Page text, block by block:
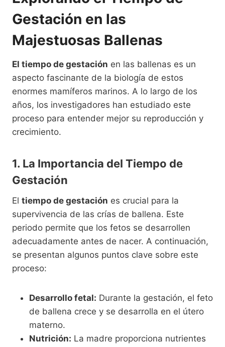
Gestación en las
Majestuosas Ballenas
El tiempo de gestación en las ballenas es un
aspecto fascinante de la biología de estos
enormes mamíferos marinos. A lo largo de los
años, los investigadores han estudiado este
proceso para entender mejor su reproducción y
crecimiento.
1. La Importancia del Tiempo de
Gestación
El tiempo de gestación es crucial para la
supervivencia de las crías de ballena. Este
periodo permite que los fetos se desarrollen
adecuadamente antes de nacer. A continuación,
se presentan algunos puntos clave sobre este
proceso:
Desarrollo fetal: Durante la gestación, el feto
de ballena crece y se desarrolla en el útero
materno.
Nutrición: La madre proporciona nutrientes